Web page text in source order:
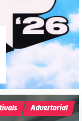
Advertorial